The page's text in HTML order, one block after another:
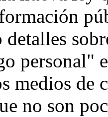
personal"
medios
no son